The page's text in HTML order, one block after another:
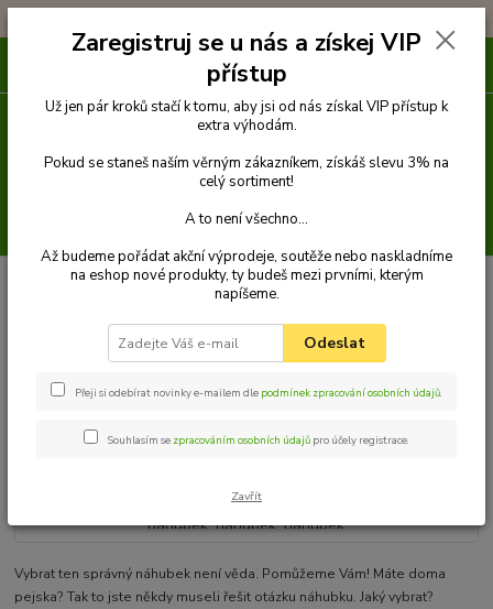
Venčení Náhubky Kožené náhubky
Palkar kožený náhubek
Palkar kožený náhubek pro psy
vel. 6 40 cm x 11 cm černá
Vybrat ten správný náhubek není věda. Pomůžeme Vám! Máte doma
pejska? Tak to jste někdy museli řešit otázku náhubku. Jaký vybrat?
Zaregistruj se u nás a získej VIP
přístup
Už jen pár kroků stačí k tomu, aby jsi od nás získal VIP přístup k
extra výhodám.
Pokud se staneš naším věrným zákazníkem, získáš slevu 3% na
celý sortiment!
A to není všechno...
Až budeme pořádat akční výprodeje, soutěže nebo naskladníme
na eshop nové produkty, ty budeš mezi prvními, kterým
napíšeme.
Odeslat
Přeji si odebírat novinky e-mailem dle podmínek zpracování osobních údajů.
Souhlasím se zpracováním osobních údajů pro účely registrace.
Zavřít